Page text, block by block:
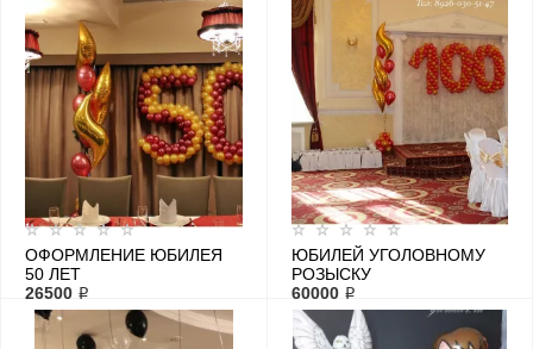
ОФОРМЛЕНИЕ ЮБИЛЕЯ
50 ЛЕТ
26500 ₽
ЮБИЛЕЙ УГОЛОВНОМУ
РОЗЫСКУ
60000 ₽